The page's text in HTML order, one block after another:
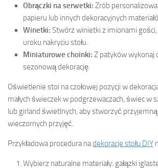
Obrączki na serwetki: Zrób
papieru lub innych dekoracyjnych
Winetki: Stwórz winietki z imionami
uroku nakryciu stołu.
Miniaturowe choinki: Z patyków wykonaj
sezonową dekorację.
Oświetlenie stoi na czołowej pozycji w
małych świeczek w podgrzewaczach, świec w
lub girland świetlnych, aby stworzyć
wieczornych przyjęć.
Przykładowa procedura nadekoracje stołu DIY
Wybierz naturalne materiały: gałązki